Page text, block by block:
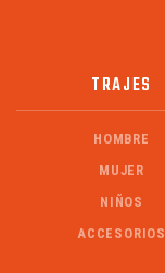
TRAJES
HOMBRE
MUJER
NIÑOS
ACCESORIOS